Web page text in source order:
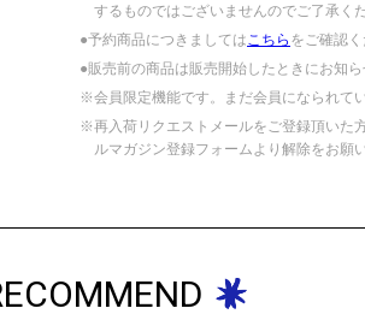
するものではございませんのでご了承くだ
●予約商品につきましては こちら をご確認く
●販売前の商品は販売開始したときにお知
※会員限定機能です。まだ会員になられて
※再入荷リクエストメールをご登録頂いた
ルマガジン登録フォームより解除をお願